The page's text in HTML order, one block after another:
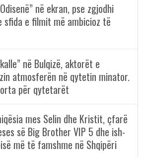
në ekran, pse zgjodhi
sfida e filmit më ambicioz të
në Bulqizë, aktorët e
atmosferën në qytetin minator.
për qytetarët
mes Selin dhe Kristit, çfarë
së Big Brother VIP 5 dhe ish-
më të famshme në Shqipëri